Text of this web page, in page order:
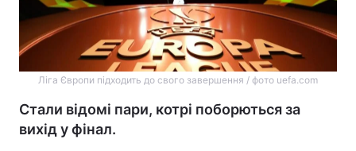
Ліга Європи підходить до свого завершення / фото uefa.com
Стали відомі пари, котрі поборються за
вихід у фінал.